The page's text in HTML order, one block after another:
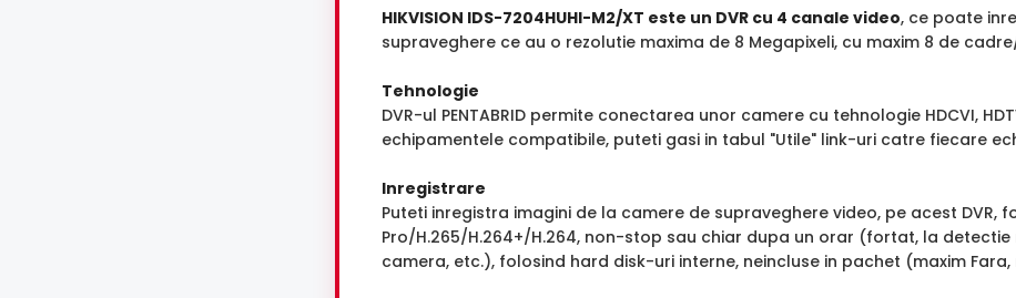
HIKVISION IDS-7204HUHI-M2/XT este un DVR cu 4 canale video, ce poate
supraveghere ce au o rezolutie maxima de 8 Megapixeli, cu maxim 8 de
Tehnologie
DVR-ul PENTABRID permite conectarea unor camere cu tehnologie HDCVI,
echipamentele compatibile, puteti gasi in tabul "Utile" link-uri catre fiecare
Inregistrare
Puteti inregistra imagini de la camere de supraveghere video, pe acest DVR,
Pro/H.265/H.264+/H.264, non-stop sau chiar dupa un orar (fortat, la
camera, etc.), folosind hard disk-uri interne, neincluse in pachet (maxim Fara,